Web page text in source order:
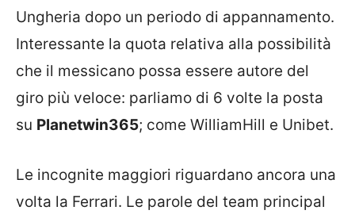
Ungheria dopo un periodo di appannamento.
Interessante la quota relativa alla possibilità
che il messicano possa essere autore del
giro più veloce: parliamo di 6 volte la posta
su Planetwin365; come WilliamHill e Unibet.
Le incognite maggiori riguardano ancora una
volta la Ferrari. Le parole del team principal